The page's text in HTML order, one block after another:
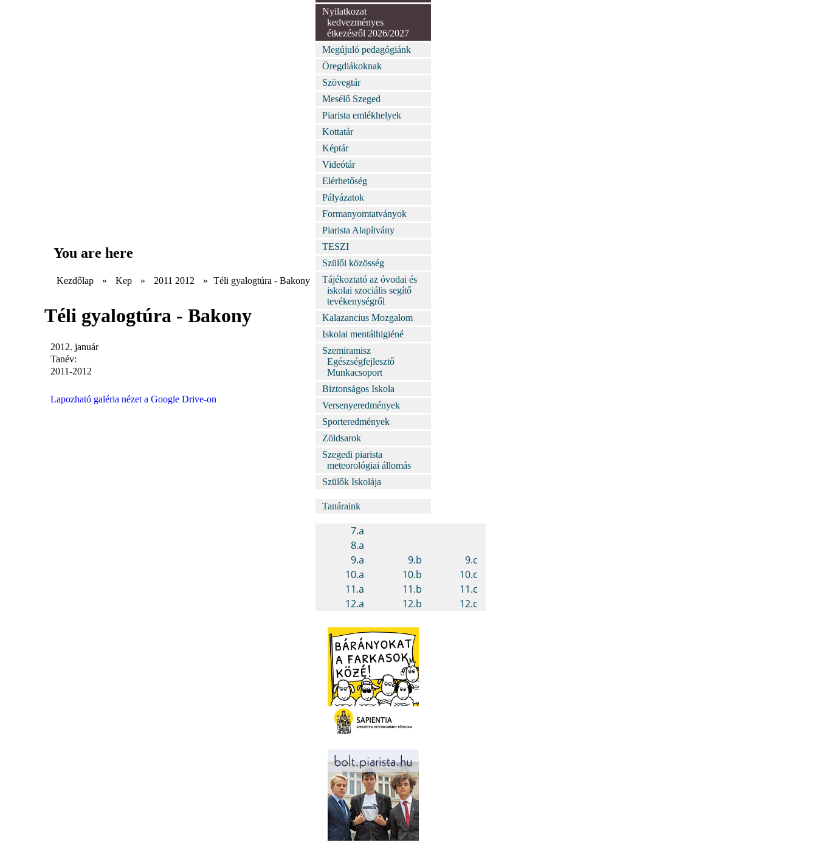
You are here
Kezdőlap » Kep » 2011 2012 » Téli gyalogtúra - Bakony
Téli gyalogtúra - Bakony
2012. január
Tanév:
2011-2012
Lapozható galéria nézet a Google Drive-on
Nyilatkozat
kedvezményes
étkezésről 2026/2027
Megújuló pedagógiánk
Öregdiákoknak
Szövegtár
Mesélő Szeged
Piarista emlékhelyek
Kottatár
Képtár
Videótár
Elérhetőség
Pályázatok
Formanyomtatványok
Piarista Alapítvány
TESZI
Szülői közösség
Tájékoztató az óvodai és
iskolai szociális segítő
tevékenységről
Kalazancius Mozgalom
Iskolai mentálhigiéné
Szemiramisz
Egészségfejlesztő
Munkacsoport
Biztonságos Iskola
Versenyeredmények
Sporteredmények
Zöldsarok
Szegedi piarista
meteorológiai állomás
Szülők Iskolája
Tanáraink